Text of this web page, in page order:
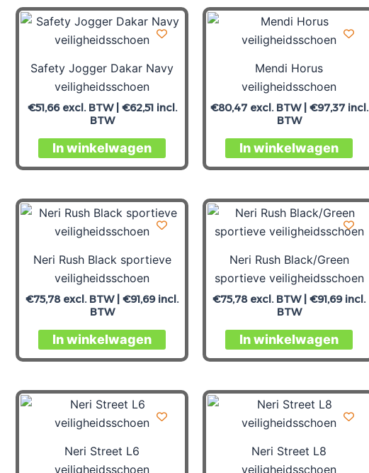
Safety Jogger Dakar Navy
veiligheidsschoen
€51,66excl. BTW | €62,51incl.
BTW
In winkelwagen
Mendi Horus
veiligheidsschoen
€80,47excl. BTW | €97,37incl.
BTW
In winkelwagen
Neri Rush Black sportieve
veiligheidsschoen
€75,78excl. BTW | €91,69incl.
BTW
In winkelwagen
Neri Rush Black/Green
sportieve veiligheidsschoen
€75,78excl. BTW | €91,69incl.
BTW
In winkelwagen
Neri Street L6
veiligheidsschoen
Neri Street L8
veiligheidsschoen